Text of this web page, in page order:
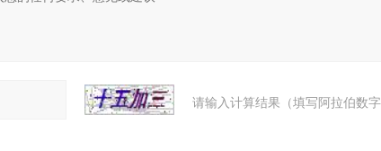
请输入计算结果（填写阿拉伯数